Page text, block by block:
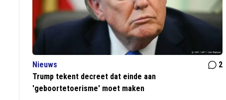
Nieuws
2
Trump tekent decreet dat einde aan
'geboortetoerisme' moet maken